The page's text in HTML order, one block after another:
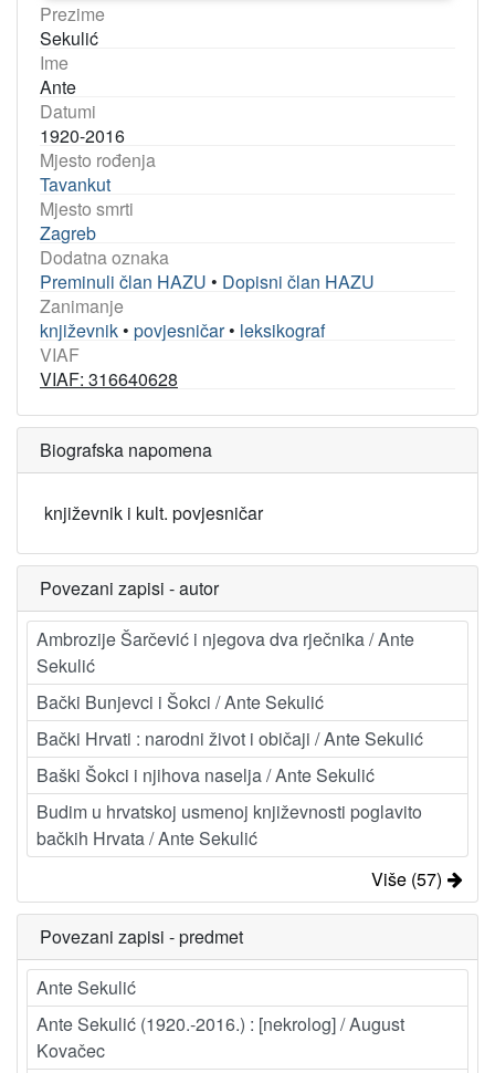
Prezime
Sekulić
Ime
Ante
Datumi
1920-2016
Mjesto rođenja
Tavankut
Mjesto smrti
Zagreb
Dodatna oznaka
Preminuli član HAZU • Dopisni član HAZU
Zanimanje
književnik • povjesničar• leksikograf
VIAF
VIAF: 316640628
Biografska napomena
književnik i kult. povjesničar
Povezani zapisi - autor
Ambrozije Šarčević i njegova dva rječnika / Ante
Sekulić
Bački Bunjevci i Šokci / Ante Sekulić
Bački Hrvati : narodni život i običaji / Ante Sekulić
Baški Šokci i njihova naselja / Ante Sekulić
Budim u hrvatskoj usmenoj književnosti poglavito
bačkih Hrvata / Ante Sekulić
Više (57)
Povezani zapisi - predmet
Ante Sekulić
Ante Sekulić (1920.-2016.) : [nekrolog] / August
Kovačec